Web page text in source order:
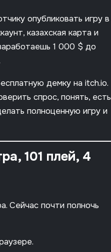
опубликовать игру в
казахская карта и
1 000 $ до
демку на itch.io.
спрос, понять, есть
полноценную игру и
101 плей, 4
Сейчас почти полночь